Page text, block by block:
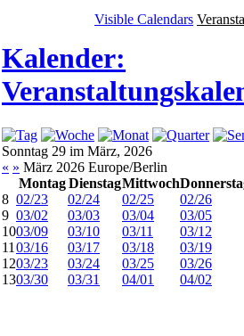
Visible Calendars
Kalender:
Sonntag 29 im März, 2026
« » März 2026 Europe/Berlin
Montag DienstagMittwoch
8 02/23 02/24 02/25
02/26
9 03/02 03/03 03/04
03/05
1003/09 03/10 03/11
03/12
11 03/16 03/17 03/18
03/19
1203/23 03/24 03/25
03/26
1303/30 03/31 04/01 04/02